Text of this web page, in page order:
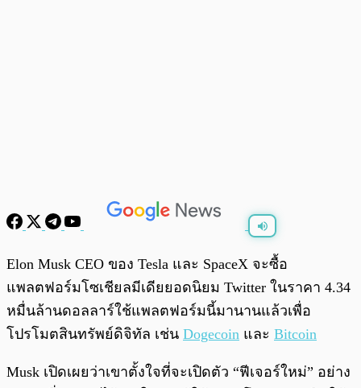
0:00
Elon Musk CEO ของ Tesla และ SpaceX จะซื้อ
แพลตฟอร์มโซเชียลมีเดียยอดนิยม Twitter ในราคา 4.34
หมื่นล้านดอลลาร์ใช้แพลตฟอร์มนี้มานานแล้วเพื่อ
โปรโมตสินทรัพย์ดิจิทัล เช่น Dogecoin และ Bitcoin
Musk เปิดเผยว่าเขาตั้งใจที่จะเปิดตัว “ฟีเจอร์ใหม่” อย่าง